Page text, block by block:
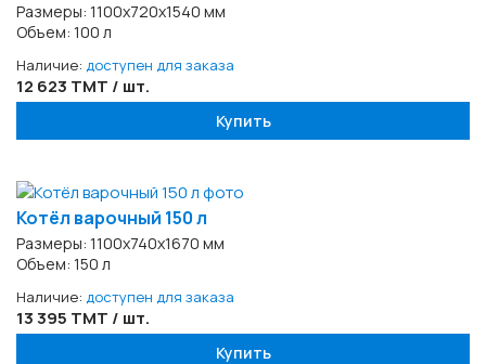
Размеры: 1100х720х1540 мм
Объем: 100 л
Наличие: доступен для заказа
12 623 TMT / шт.
Купить
Котёл варочный 150 л
Размеры: 1100х740х1670 мм
Объем: 150 л
Наличие: доступен для заказа
13 395 TMT / шт.
Купить